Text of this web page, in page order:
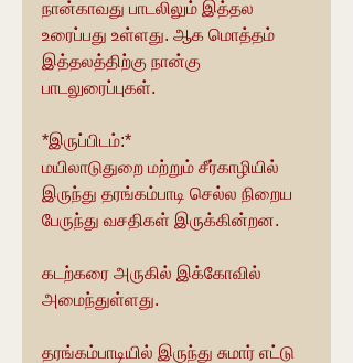
நான்காவது பாடலிலும் இத்தல
உரைப்பது உள்ளது. ஆக மொத்தம்
இத்தலத்திற்கு நான்கு
பாடலுரைப்புகள்.
*இருப்பிடம்:*
மயிலாடுதுறை மற்றும் சீர்காழியில்
இருந்து தரங்கம்பாடி செல்ல நிறைய
பேருந்து வசதிகள் இருக்கின்றன.
கடற்கரை அருகில் இக்கோவில்
அமைந்துள்ளது.
தரங்கம்பாடியில் இருந்து சுமார் எட்டு